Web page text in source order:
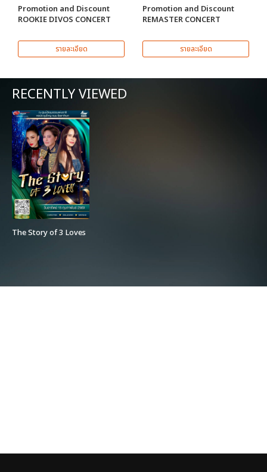
Promotion and Discount
ROOKIE DIVOS CONCERT
รายละเอียด
Promotion and Discount
REMASTER CONCERT
รายละเอียด
RECENTLY VIEWED
The Story of 3 Loves